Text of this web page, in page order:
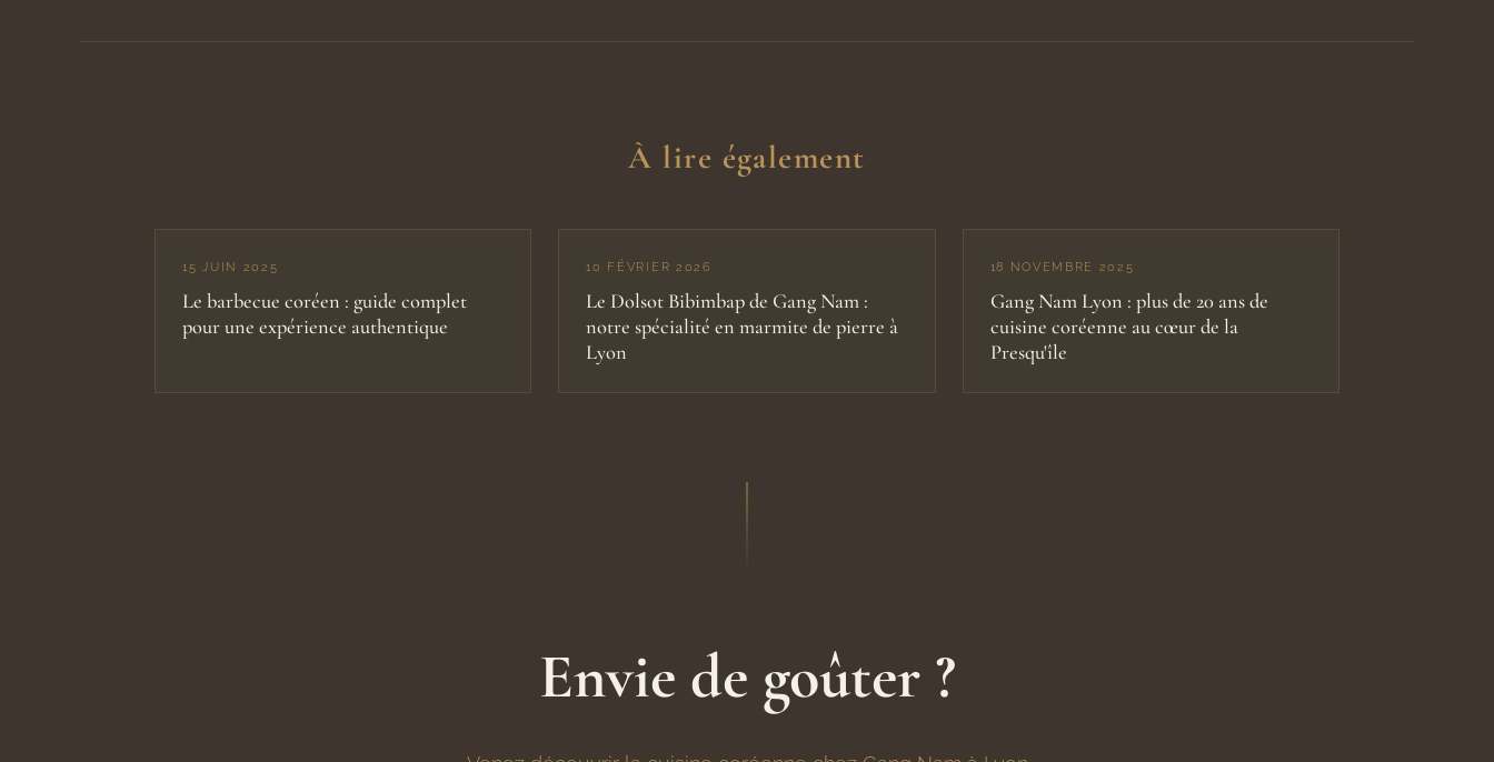
À lire également
15 JUIN 2025
Le barbecue coréen : guide complet
pour une expérience authentique
10 FÉVRIER 2026
Le Dolsot Bibimbap de Gang Nam :
notre spécialité en marmite de pierre à
Lyon
18 NOVEMBRE 2025
Gang Nam Lyon : plus de 20 ans de
cuisine coréenne au cœur de la
Presqu'île
Envie de goûter ?